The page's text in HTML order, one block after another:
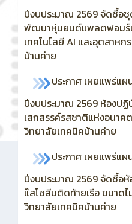
ปีงบประมาณ 2569จัดซื้อชุ
พัฒนาหุ่นยนต์แพลตฟอมร์
เทคโนโลยี AI และอุตสาห
บ้านค่าย
ประกาศ เผยแพร่แผ
ปีงบประมาณ 2569 ห้องปฏิ
เสกสรรค์รสชาติแห่งอนาคต
วิทยาลัยเทคนิคบ้านค่าย
ประกาศ เผยแพร่แผ
ปีงบประมาณ 2569จัดซื้อห้
แ๊สโซลีนติดท้ายเรือ ขนาดไ
วิทยาลัยเทคนิคบ้านค่าย